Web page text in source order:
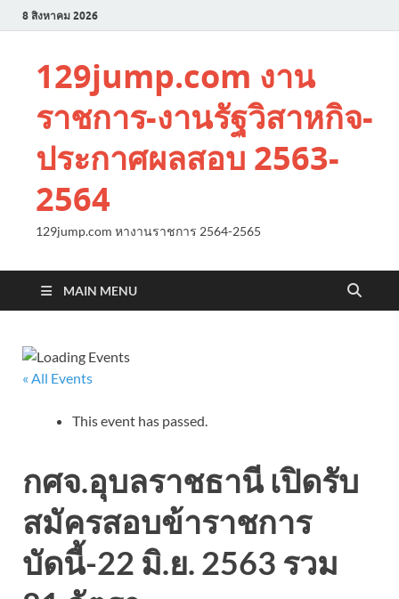
8 สิงหาคม 2026
129jump.com งาน
ราชการ-งานรัฐวิสาหกิจ-
ประกาศผลสอบ 2563-
2564
129jump.com หางานราชการ 2564-2565
MAIN MENU
« All Events
This event has passed.
กศจ.อุบลราชธานี เปิดรับ
สมัครสอบข้าราชการ
บัดนี้-22 มิ.ย. 2563 รวม